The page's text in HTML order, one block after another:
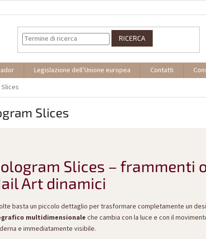
RICERCA
Legislazione dell’Unione europea Contatti
Slices
Slices – frammenti
Art dinamici
basta un piccolo dettaglio per trasformare completamente un
multidimensionale che cambia con la luce e con il
e immediatamente visibile.